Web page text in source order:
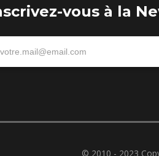
vous à la
© 2010 - 2023